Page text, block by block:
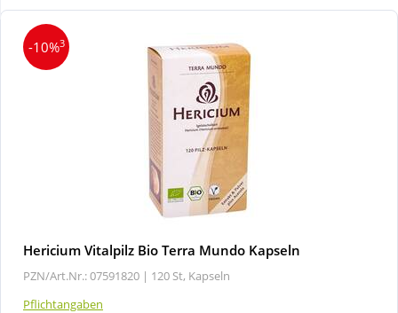
Wellness
-10%3
Hericium Vitalpilz Bio Terra Mundo Kapseln
PZN/Art.Nr.: 07591820 | 120 St, Kapseln
Pflichtangaben